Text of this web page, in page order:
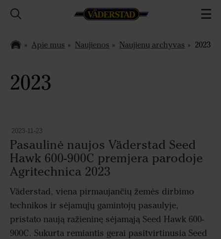
Apie mus Naujienos Naujienų archyvas 2023
2023
2023-11-23
Pasaulinė naujos Väderstad Seed
Hawk 600-900C premjera parodoje
Agritechnica 2023
Väderstad, viena pirmaujančių žemės dirbimo
technikos ir sėjamųjų gamintojų pasaulyje,
pristato naują ražieninę sėjamąją Seed Hawk 600-
900C. Sukurta remiantis gerai pasitvirtinusia Seed